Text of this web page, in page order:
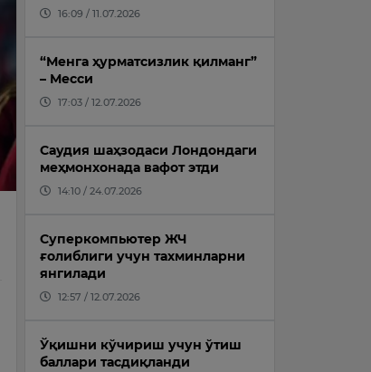
16:09 / 11.07.2026
“Менга ҳурматсизлик қилманг”
– Месси
17:03 / 12.07.2026
Саудия шаҳзодаси Лондондаги
меҳмонхонада вафот этди
14:10 / 24.07.2026
Суперкомпьютер ЖЧ
ғолиблиги учун тахминларни
янгилади
12:57 / 12.07.2026
Ўқишни кўчириш учун ўтиш
баллари тасдиқланди